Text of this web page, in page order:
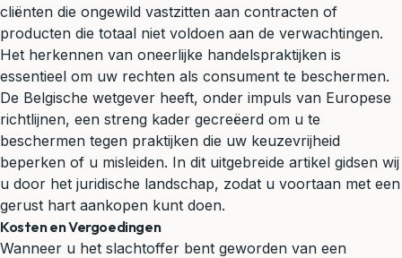
cliënten die ongewild vastzitten aan contracten of
producten die totaal niet voldoen aan de verwachtingen.
Het herkennen van oneerlijke handelspraktijken is
essentieel om uw rechten als consument te beschermen.
De Belgische wetgever heeft, onder impuls van Europese
richtlijnen, een streng kader gecreëerd om u te
beschermen tegen praktijken die uw keuzevrijheid
beperken of u misleiden. In dit uitgebreide artikel gidsen wij
u door het juridische landschap, zodat u voortaan met een
gerust hart aankopen kunt doen.
Kosten en Vergoedingen
Wanneer u het slachtoffer bent geworden van een